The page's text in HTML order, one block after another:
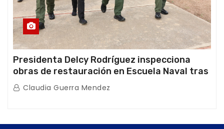
Presidenta Delcy Rodríguez inspecciona
obras de restauración en Escuela Naval tras
afectaciones sísmicas en La Guaira
Claudia Guerra Mendez